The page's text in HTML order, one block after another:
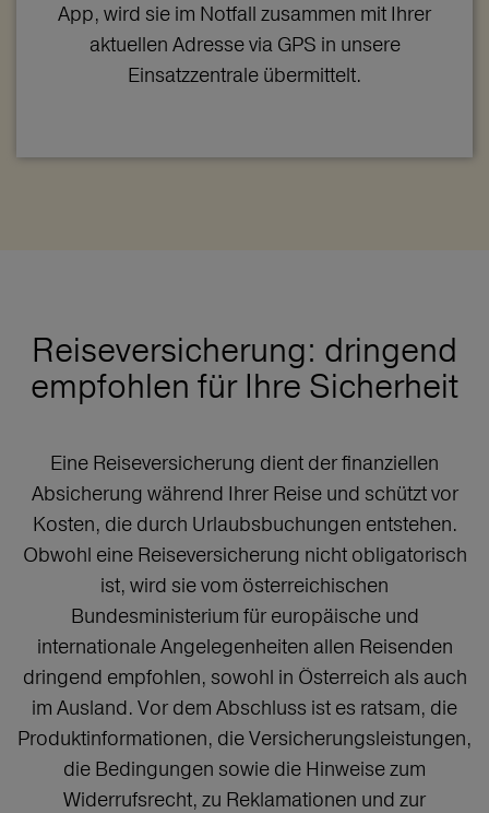
App, wird sie im Notfall zusammen mit Ihrer
aktuellen Adresse via GPS in unsere
Einsatzzentrale übermittelt.
Reiseversicherung: dringend
empfohlen für Ihre Sicherheit
Eine Reiseversicherung dient der finanziellen
Absicherung während Ihrer Reise und schützt vor
Kosten, die durch Urlaubsbuchungen entstehen.
Obwohl eine Reiseversicherung nicht obligatorisch
ist, wird sie vom österreichischen
Bundesministerium für europäische und
internationale Angelegenheiten allen Reisenden
dringend empfohlen, sowohl in Österreich als auch
im Ausland. Vor dem Abschluss ist es ratsam, die
Produktinformationen, die Versicherungsleistungen,
die Bedingungen sowie die Hinweise zum
Widerrufsrecht, zu Reklamationen und zur